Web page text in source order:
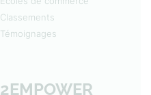
Classements
Témoignages
2EMPOWER